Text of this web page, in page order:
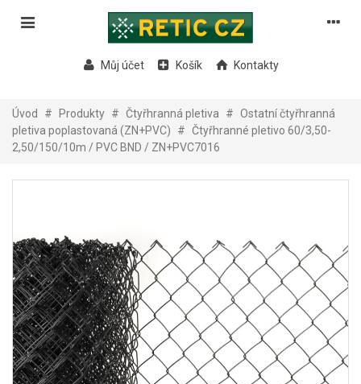
Můj účet Košík Kontakty
Úvod # Produkty # Čtyřhranná pletiva # Ostatní čtyřhranná
pletiva poplastovaná (ZN+PVC)
#
Čtyřhranné pletivo 60/3,50-
2,50/150/10m / PVC BND / ZN+PVC7016